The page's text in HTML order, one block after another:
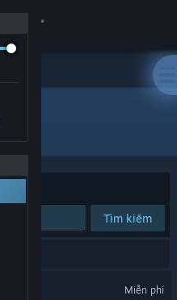
Tìm kiếm
Miễn phí